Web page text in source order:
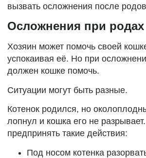
вызвать осложнения после
Осложнения при родах
Хозяин может помочь своей
успокаивая её. Но при
должен кошке помочь.
Ситуации могут быть разные.
Котенок родился, но
лопнул и кошка его не
предпринять такие действия:
Под носом котенка